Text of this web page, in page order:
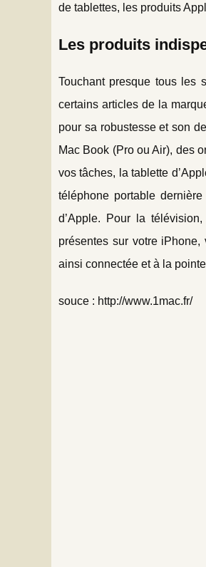
de tablettes, les produits
Les produits
Touchant presque tous les
certains articles de la
pour sa robustesse et son
Mac Book (Pro ou Air), des
vos tâches, la tablette
téléphone portable
d’Apple. Pour la
présentes sur votre
ainsi connectée et à la
souce : http://www.1mac.fr/